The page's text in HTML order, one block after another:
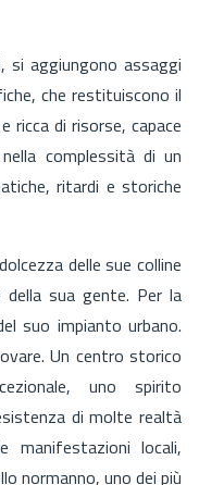
si aggiungono assaggi
che restituiscono il
ricca di risorse, capace
complessità di un
ritardi e storiche
delle sue colline
della sua gente. Per la
suo impianto urbano.
Un centro storico
uno spirito
di molte realtà
manifestazioni locali,
normanno, uno dei più